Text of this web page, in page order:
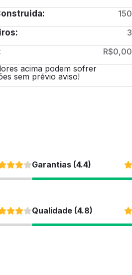
150
3
R$0,00
acima podem sofrer
sem prévio aviso!
Garantias (4.4)
Qualidade (4.8)